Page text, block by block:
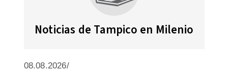
Noticias de Tampico en Milenio
08.08.2026/